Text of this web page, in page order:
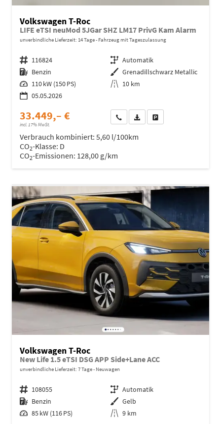
Volkswagen T-Roc
LIFE eTSI neuMod 5JGar SHZ LM17 PrivG Kam Alarm
unverbindliche Lieferzeit: 14 Tage Fahrzeug mit Tageszulassung
Fahrzeugnr. 116824 Getriebe Automatik
Kraftstoff Benzin Außenfarbe Grenadillschwarz Metallic
Leistung 110 kW (150 PS) Kilometerstand 10 km
05.05.2026
33.449,– €
incl. 17% MwSt.
Wir rufen Sie anFahrzeugexposé (PDF)
Verbrauch kombiniert: 5,60 l/100km
CO2-Klasse: D
CO2-Emissionen: 128,00 g/km
Volkswagen T-Roc
New Life 1.5 eTSI DSG APP Side+Lane ACC
unverbindliche Lieferzeit: 7 Tage Neuwagen
Fahrzeugnr. 108055 Getriebe Automatik
Kraftstoff Benzin Außenfarbe Gelb
Leistung 85 kW (116 PS) Kilometerstand 9 km